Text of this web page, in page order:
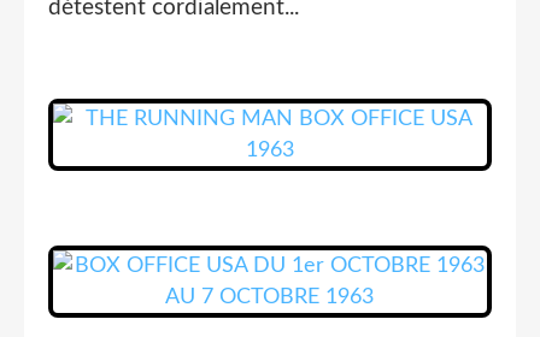
détestent cordialement...